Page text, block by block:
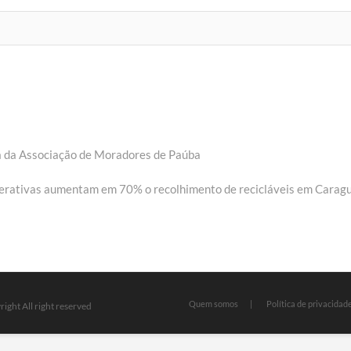
Associação de Moradores de Paúba
aumentam em 70% o recolhimento de recicláveis em
Quem somos Política de
All right reserved